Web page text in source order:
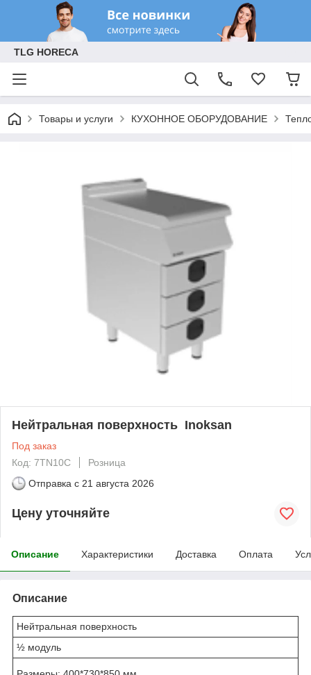
TLG HORECA
Товары и услуги КУХОННОЕ ОБОРУДОВАНИЕ
Нейтральная поверхность Inoksan
Под заказ
Код: 7TN10C
Розница
Отправка с 21 августа 2026
Цену уточняйте
Описание Характеристики Доставка Оплата
Описание
Нейтральная поверхность
½ модуль